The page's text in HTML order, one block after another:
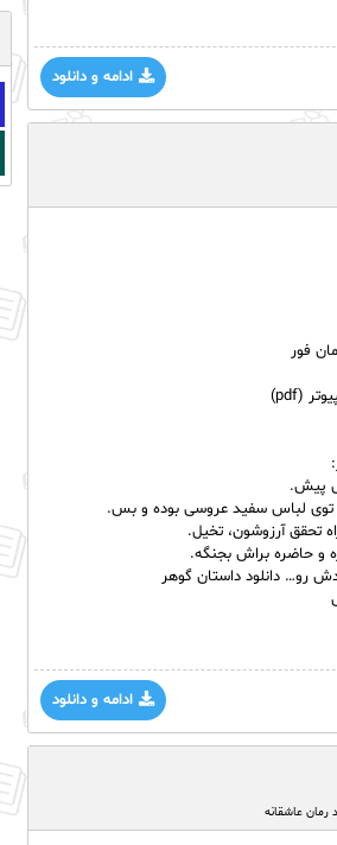
ادامه و دانلود
فور
پیش.
توی لباس سفید عروسی بوده و بس.
تحقق آرزوشون، تخیل.
و حاضره براش بجنگه.
رو… دانلود داستان گوهر
ادامه و دانلود
رمان عاشقانه